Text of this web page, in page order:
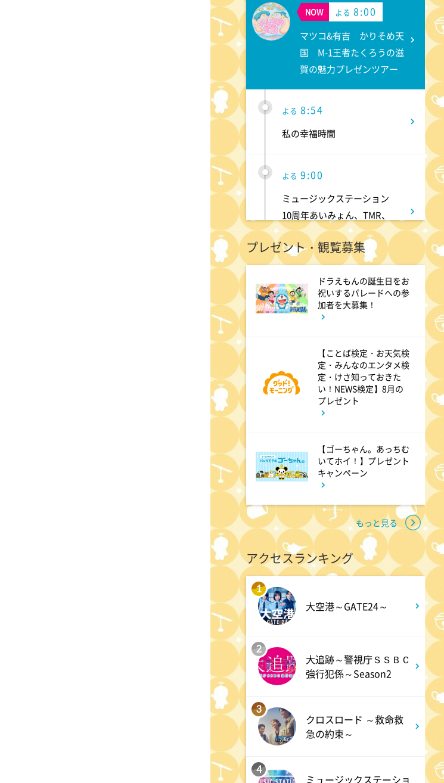
NOW よる 8:00
マツコ&有吉 かりそめ天
国 M-1王者たくろうの滋
賀の魅力プレゼンツアー
よる 8:54
私の幸福時間
よる 9:00
ミュージックステーション
10周年あいみょん、TMR、
HY…名曲続々!ATEEZがヒット
曲
よる 9:54
報道ステーション 台風13号
週は15号が列島上陸へ
よる 11:10
熱闘甲子園 涙は、強さにな
よる 11:40
よる 11:45
名探偵のままでいて #4
深夜 0:45
キッチンカー大作戦!
深夜 1:15
バズマンTV
深夜 1:45
プレゼント・観覧募集
ドラえもんの誕生日をお
祝いするパレードへの参
加者を大募集！
【ことば検定・お天気検
定・みんなのエンタメ検
定・けさ知っておきた
い！NEWS検定】8月の
プレゼント
【ゴーちゃん。あっちむ
いてホイ！】プレゼント
キャンペーン
もっと見る
アクセスランキング
1
大空港～GATE24～
2
大追跡～警視庁ＳＳＢＣ
強行犯係～Season2
3
クロスロード ～救命救
急の約束～
4
ミュージックステーショ